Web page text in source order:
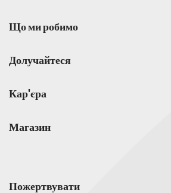
Що ми робимо
Долучайтеся
Кар'єра
Магазин
Пожертвувати